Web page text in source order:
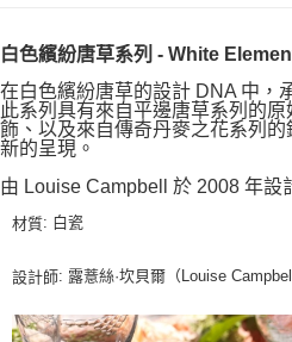
白色繽紛唐草系列 - White
在白色繽紛唐草的設計 DNA 中，
此系列具有來自平邊唐草系列的
飾、以及來自傳奇丹麥之花系列
新的呈現。
由 Louise Campbell 於 2008 年設
材質: 白瓷
設計師: 露薏絲·坎貝爾（Louise Campbell